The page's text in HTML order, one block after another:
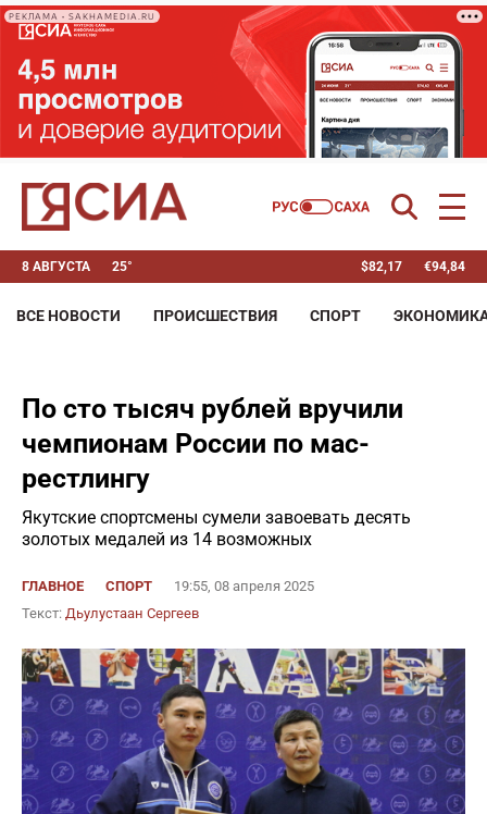
РЕКЛАМА • SAKHAMEDIA.RU
8 АВГУСТА 25° $82,17 €94,84
ВСЕ НОВОСТИ ПРОИСШЕСТВИЯ СПОРТ
По сто тысяч рублей вручили
чемпионам России по мас-
рестлингу
Якутские спортсмены сумели завоевать десять
золотых медалей из 14 возможных
ГЛАВНОЕ СПОРТ
19:55, 08 апреля 2025
Текст: Дьулустаан Сергеев